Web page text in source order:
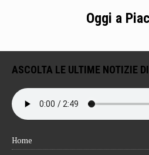
Oggi a
ASCOLTA LE ULTIME NOTIZIE
Home